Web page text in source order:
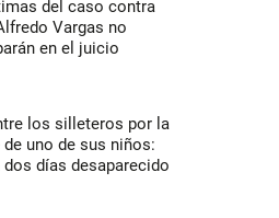
del caso contra
Vargas no
en el juicio
los silleteros por la
de uno de sus niños:
dos días desaparecido